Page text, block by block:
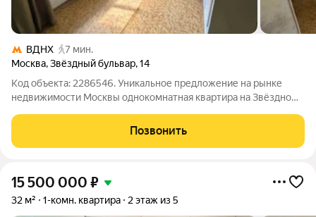
ВДНХ
7 мин.
Москва,Звёздный бульвар,14
Код объекта: 2286546. Уникальное предложение на рынке
недвижимости Москвы однокомнатная квартира на Звёздном
комфортное жильё в живописном районе столицы. Квартира
расположена на первом
Позвонить
15 500 000 ₽
32 м² 1-комн. квартира 2 этаж из 5